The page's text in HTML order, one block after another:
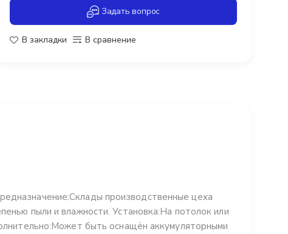
Задать вопрос
В закладки В сравнение
производственные цеха
пыли и влажности. Установка:На потолок или
быть оснащён аккумуляторными